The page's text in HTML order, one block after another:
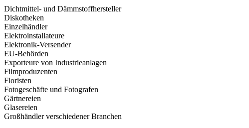
Dichtmittel- und Dämmstoffhersteller
Diskotheken
Einzelhändler
Elektroinstallateure
Elektronik-Versender
EU-Behörden
Exporteure von Industrieanlagen
Filmproduzenten
Floristen
Fotogeschäfte und Fotografen
Gärtnereien
Glasereien
Großhändler verschiedener Branchen